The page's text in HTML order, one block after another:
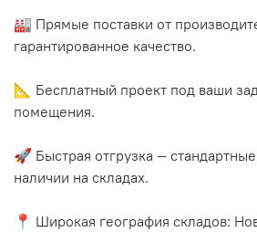
🏭 Прямые поставки от
гарантированное качество.
📐 Бесплатный проект под ваши
помещения.
🚀 Быстрая отгрузка —
наличии на складах.
📍 Широкая география складов: